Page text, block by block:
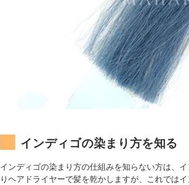
インディゴの染まり方を知る
インディゴの染まり方の仕組みを知らない方は、
りヘアドライヤーで髪を乾かしますが、これでは